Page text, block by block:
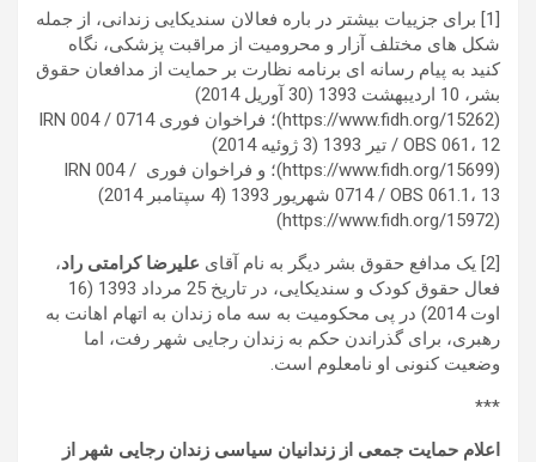
[1] برای جزییات بیشتر در باره فعالان سندیکایی زندانی، از جمله
شکل های مختلف آزار و محرومیت از مراقبت پزشکی، نگاه
کنید به پیام رسانه ای برنامه نظارت بر حمایت از مدافعان حقوق
بشر، 10 اردیبهشت 1393 (30 آوریل 2014)
(https://www.fidh.org/15262)؛ فراخوان فوری IRN 004 / 0714
/ OBS 061، 12 تیر 1393 (3 ژوئیه 2014)
(https://www.fidh.org/15699)؛ و فراخوان فوری IRN 004 /
0714 / OBS 061.1، 13 شهریور 1393 (4 سپتامبر 2014)
(https://www.fidh.org/15972)
[2] یک مدافع حقوق بشر دیگر به نام آقای
علیرضا کرامتی راد،
فعال حقوق کودک و سندیکایی، در تاریخ 25 مرداد 1393 (16
اوت 2014) در پی محکومیت به سه ماه زندان به اتهام اهانت به
رهبری، برای گذراندن حکم به زندان رجایی شهر رفت، اما
وضعیت کنونی او نامعلوم است.
***
اعلام حمایت جمعی از زندانیان سیاسی زندان رجایی شهر از